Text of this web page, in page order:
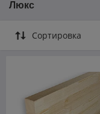
Люкс
Сортировка